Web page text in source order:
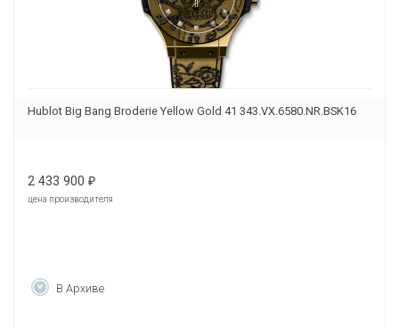
Hublot Big Bang Broderie Yellow Gold 41 343.VX.6580.NR.BSK16
2 433 900 ₽
цена производителя
В Архиве